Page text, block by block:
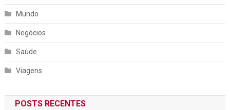
Mundo
Negócios
Saúde
Viagens
POSTS RECENTES